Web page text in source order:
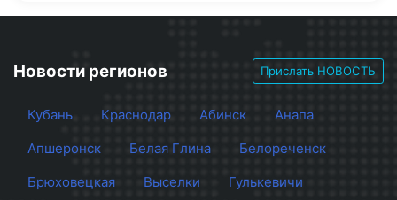
Новости регионов Прислать НОВОСТЬ
Кубань Краснодар Абинск
Анапа
Апшеронск
Белая Глина
Белореченск
Брюховецкая
Выселки
Гулькевичи